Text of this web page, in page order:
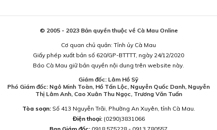
© 2005 - 2023 Bản quyền thuộc về Cà Mau Online
Cơ quan chủ quản: Tỉnh ủy Cà Mau
Giấy phép xuất bản số 620/GP-BTTTT, ngày 24/12/2020
Báo Cà Mau giữ bản quyền nội dung trên website này.
Giám đốc: Lâm Hồ Sỹ
Phó Giám đốc: Ngô Minh Toàn, Hồ Tấn Lộc, Nguyễn Quốc Danh, Nguyễn
Thị Lâm Anh, Cao Xuân Thu Ngọc, Trương Văn Tuấn
Tòa soạn:Số 413 Nguyễn Trãi, Phường An Xuyên, tỉnh Cà Mau.
Điện thoại: (0290)3831066